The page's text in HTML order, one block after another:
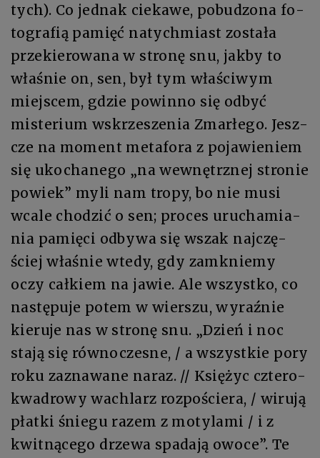
tych). Co jed­nak cie­ka­we, po­bu­dzo­na fo­
to­gra­fią pa­mięć na­tych­miast zo­sta­ła
prze­kie­ro­wa­na w stro­nę snu, jak­by to
właśnie on, sen, był tym wła­ści­wym
miej­scem, gdzie po­win­no się od­być
miste­rium wskrze­sze­nia Zmar­łe­go. Jesz­
cze na mo­ment me­ta­fo­ra z po­ja­wie­niem
się ukocha­ne­go „na we­wnętrz­nej stro­nie
po­wiek” my­li nam tro­py, bo nie mu­si
wca­le cho­dzić o sen; pro­ces uru­cha­mia­
nia pa­mię­ci od­by­wa się wszak najczę­
ściej wła­śnie wte­dy, gdy za­mknie­my
oczy cał­kiem na ja­wie. Ale wszyst­ko, co
na­stę­pu­je po­tem w wier­szu, wy­raź­nie
kie­ru­je nas w stro­nę snu. „Dzień i noc
sta­ją się rów­no­cze­sne, / a wszyst­kie po­ry
ro­ku zaznawa­ne na­raz. // Księ­życ czte­ro­
kwa­dro­wy wa­chlarz roz­po­ście­ra, / wirują
płat­ki śnie­gu ra­zem z mo­ty­la­mi / i z
kwit­ną­ce­go drze­wa spa­da­ją owo­ce”. Te